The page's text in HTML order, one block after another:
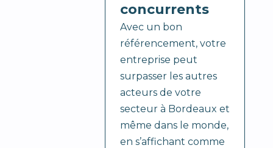
concurrents
Avec un bon
référencement, votre
entreprise peut
surpasser les autres
acteurs de votre
secteur à Bordeaux et
même dans le monde,
en s’affichant comme